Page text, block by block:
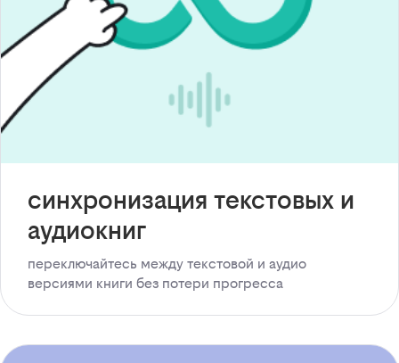
синхронизация текстовых и
аудиокниг
переключайтесь между текстовой и аудио
версиями книги без потери прогресса